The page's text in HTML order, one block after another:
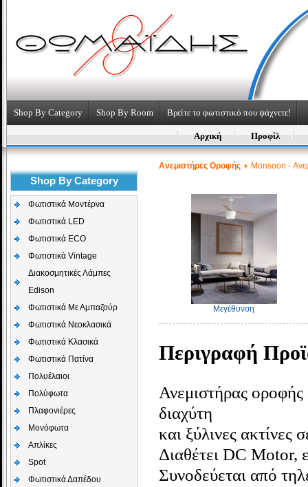
Shop By Category Shop By Room Βρείτε το φωτιστικό που ψάχνετε!
Αρχική Προφίλ
Shop By Category
Φωτιστικά Μοντέρνα
Φωτιστικά LED
Φωτιστικά ECO
Φωτιστικά Vintage
Διακοσμητικές Λάμπες
Edison
Φωτιστικά Με Αμπαζούρ
Φωτιστικά Νεοκλασικά
Φωτιστικά Κλασικά
Φωτιστικά Πατίνα
Πολυέλαιοι
Πολύφωτα
Πλαφονιέρες
Μονόφωτα
Απλίκες
Spot
Φωτιστικά Δαπέδου
Aνεμιστήρες Οροφής Monsoon -
Μεγέθυνση
Περιγραφή
Ανεμιστήρας
διαχύτη
και ξύλινες ακτίνες
Διαθέτει DC Motor,
Συνοδεύεται από